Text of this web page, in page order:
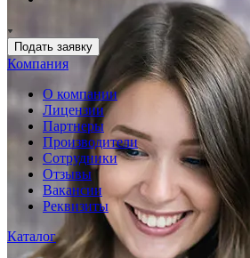
Подать заявку
Компания
О компании
Лицензии
Партнеры
Производители
Сотрудники
Отзывы
Вакансии
Реквизиты
Каталог